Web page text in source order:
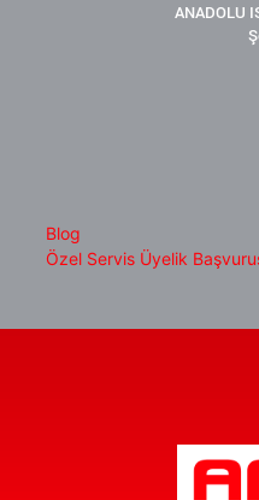
ANADOLU
Blog
Özel Servis Üyelik